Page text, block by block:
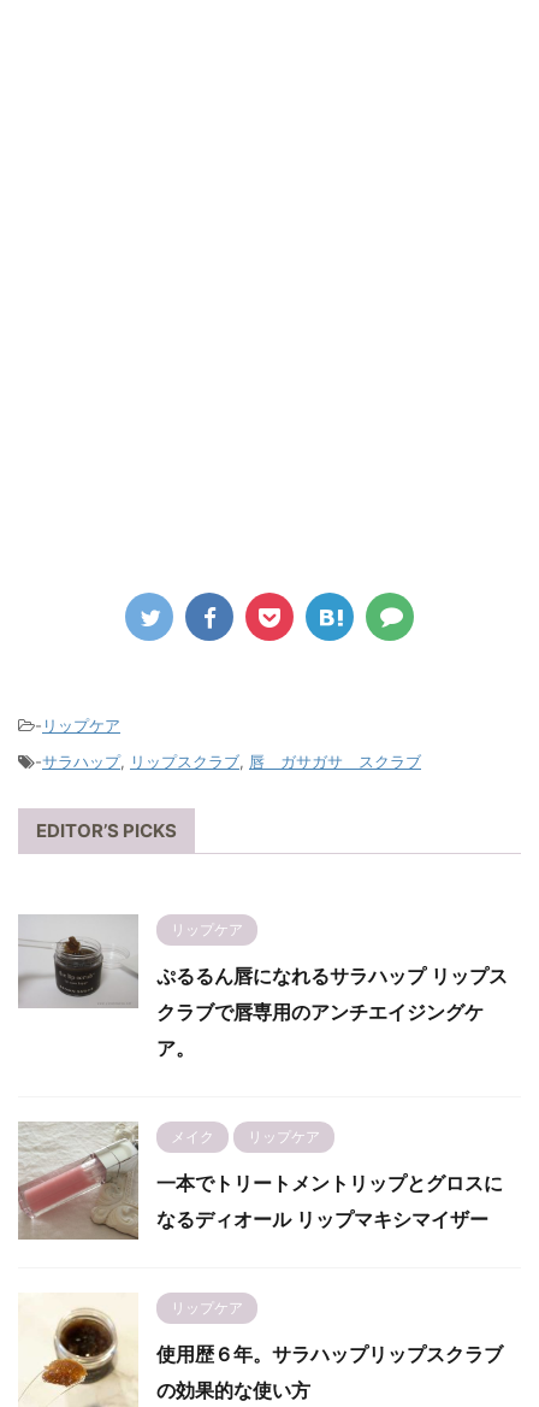
- リップケア
-サラハップ, リップスクラブ, 唇 ガサガサ スクラブ
EDITOR’S PICKS
リップケア
ぷるるん唇になれるサラハップ リップス
クラブで唇専用のアンチエイジングケ
ア。
メイク リップケア
一本でトリートメントリップとグロスに
なるディオール リップマキシマイザー
リップケア
使用歴６年。サラハップリップスクラブ
の効果的な使い方